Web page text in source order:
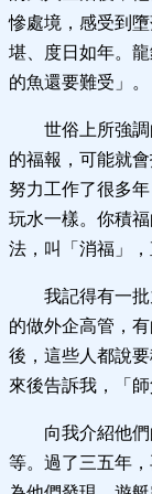
慘處境，感受到
堪、度日如年。
的魚還要難受」。
世俗上所強
的福報，可能就
努力工作了很多
玩水一樣。你積
法，叫「消福」
我記得有一
的做外企高管，
後，這些人都說
來後告訴我，「師
向我介紹他
等。過了三五年